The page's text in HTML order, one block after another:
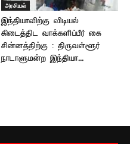
அரசியல்
இந்தியாவிற்கு விடியல்
கிடைத்திட வாக்களிப்பீர் கை
சின்னத்திற்கு : திருவள்ளூர்
நாடாளுமன்ற இந்தியா...